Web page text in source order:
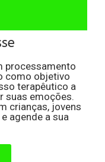
processamento
como objetivo
terapêutico a
suas emoções.
crianças, jovens
agende a sua